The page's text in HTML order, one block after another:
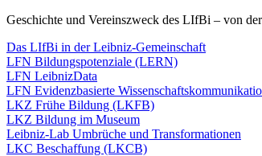
Geschichte und Vereinszweck des LIfBi – von
Das LIfBi in der Leibniz-Gemeinschaft
LFN Bildungspotenziale (LERN)
LFN LeibnizData
LFN Evidenzbasierte
LKZ Frühe Bildung (LKFB)
LKZ Bildung im Museum
Leibniz-Lab Umbrüche und Transformationen
LKC Beschaffung (LKCB)